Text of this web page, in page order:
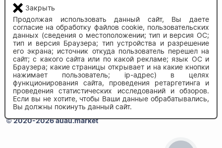
Напишите нам
info@auau.market
236027, г.Калининград
ул.Калязинская 6, оф. 2
© 2020-2026 auau.market
Закрыть
Продолжая использовать данный сайт, Вы даете
согласие на обработку файлов cookie, пользовательских
данных (сведения о местоположении; тип и версия ОС;
тип и версия Браузера; тип устройства и разрешение
его экрана; источник откуда пользователь перешел на
сайт; с какого сайта или по какой рекламе; язык ОС и
Браузера; какие страницы открывает и на какие кнопки
нажимает пользователь; ip-адрес) в целях
функционирования сайта, проведения ретаргетинга и
проведения статистических исследований и обзоров.
Если вы не хотите, чтобы Ваши данные обрабатывались,
Вы должны покинуть данный сайт.